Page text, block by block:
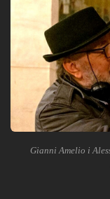
Gianni Amelio i